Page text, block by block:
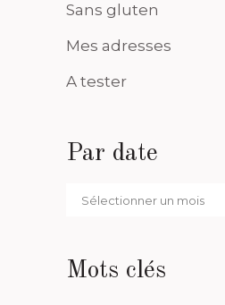
Sans gluten
Mes adresses
A tester
Par date
Par
Mots clés